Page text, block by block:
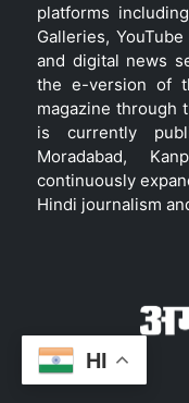
HI
platforms
Galleries,
and digital news
the e-version of
magazine through
is currently
Moradabad,
continuously
Hindi journalism